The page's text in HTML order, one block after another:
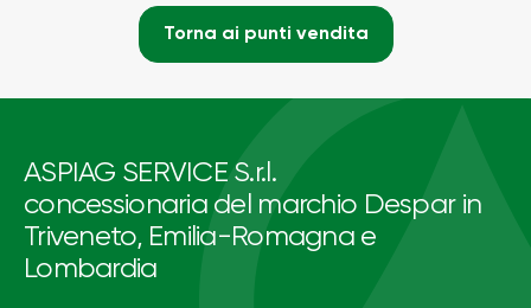
Torna ai punti vendita
ASPIAG SERVICE S.r.l.
concessionaria del marchio Despar in
Triveneto, Emilia-Romagna e
Lombardia